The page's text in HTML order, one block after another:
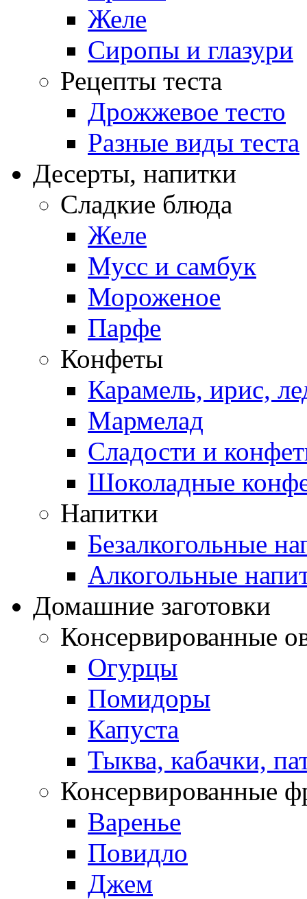
Желе
Сиропы и глазури
Рецепты теста
Дрожжевое тесто
Разные виды теста
Десерты, напитки
Сладкие блюда
Желе
Мусс и самбук
Мороженое
Парфе
Конфеты
Карамель, ирис,
Мармелад
Сладости и
Шоколадные
Напитки
Безалкогольные
Алкогольные
Домашние заготовки
Консервированные
Огурцы
Помидоры
Капуста
Тыква, кабачки,
Консервированные
Варенье
Повидло
Джем